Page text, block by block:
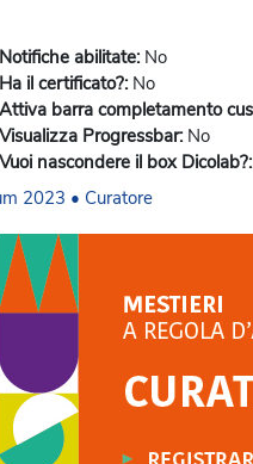
Notifiche abilitate: No
Ha il certificato?: No
Attiva barra completamento
Visualizza Progressbar: No
Vuoi nascondere il box Dicolab?:
2023 • Curatore